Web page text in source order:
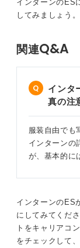
思いを詳しく
を交えるなど
複数のイン
確にしよう
なります。
私は過去に、
に勧めたこと
これは同業
て、本命企
その学生はこ
の魅力の高さ
インターンのES
してみましょう。
関連Q&A
インタ
真の注
服装自由でも
インターンの
が、基本的に
インターンのES
にしてみてくだ
トをキャリアコ
をチェックして